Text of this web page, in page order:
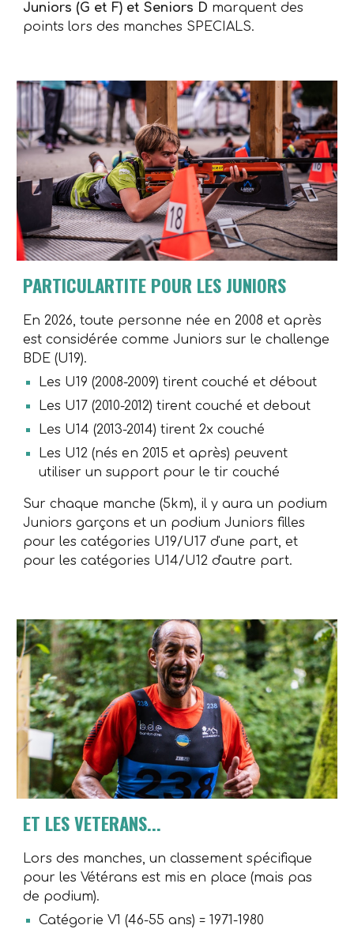
Juniors (G et F) et Seniors D marquent des
points lors des manches SPECIALS.
PARTICULARTITE POUR LES JUNIORS
En 2026, toute personne née en 2008 et après
est considérée comme Juniors sur le challenge
BDE (U19).
Les U19 (2008-2009) tirent couché et débout
Les U17 (2010-2012) tirent couché et debout
Les U14 (2013-2014) tirent 2x couché
Les U12 (nés en 2015 et après) peuvent
utiliser un support pour le tir couché
Sur chaque manche (5km), il y aura un podium
Juniors garçons et un podium Juniors filles
pour les catégories U19/U17 d'une part, et
pour les catégories U14/U12 d'autre part.
ET LES VETERANS...
Lors des manches, un classement spécifique
pour les Vétérans est mis en place (mais pas
de podium).
Catégorie V1 (46-55 ans) = 1971-1980